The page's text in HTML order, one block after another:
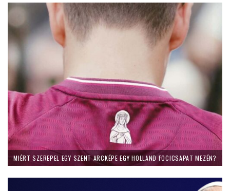
MIÉRT SZEREPEL EGY SZENT ARCKÉPE EGY HOLLAND FOCICSAPAT MEZÉN?